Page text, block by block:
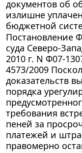
документов об
излишне
бюджетной
Постановление
суда Северо-
2010 г. N Ф07-
4573/2009
доказательств
порядка
требования
пеней за
платежей и
правомерно